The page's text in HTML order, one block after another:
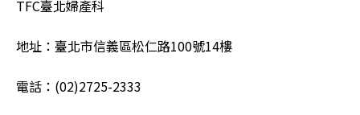
TFC臺北婦產科
地址：臺北市信義區松仁路100號14樓
電話：(02)2725-2333